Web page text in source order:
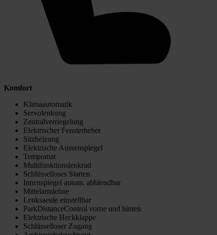
Komfort
Klimaautomatik
Servolenkung
Zentralverriegelung
Elektrischer Fensterheber
Sitzheizung
Elektrische Aussenspiegel
Tempomat
Multifunktionslenkrad
Schlüsselloses Starten
Innenspiegel autom. abblendbar
Mittelarmlehne
Lenksaeule einstellbar
ParkDistanceControl vorne und hinten
Elektrische Heckklappe
Schlüsselloser Zugang